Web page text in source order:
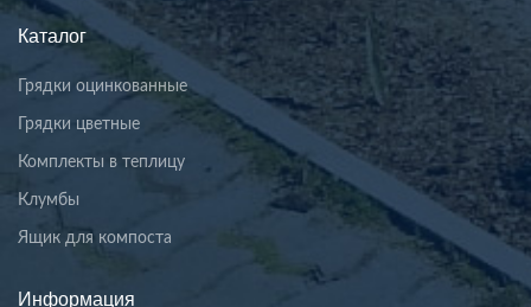
Каталог
Грядки оцинкованные
Грядки цветные
Комплекты в теплицу
Клумбы
Ящик для компоста
Информация